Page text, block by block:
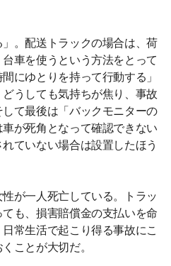
。配送トラックの場合は、荷
車を使うという方法をとって
にゆとりを持って行動する」
うしても気持ちが焦り、事故
て最後は「バックモニターの
が死角となって確認できない
ていない場合は設置したほう
が一人死亡している。トラッ
も、損害賠償金の支払いを命
常生活で起こり得る事故にこ
ことが大切だ。